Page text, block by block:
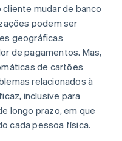
mudar de banco
podem ser
geográficas
de pagamentos. Mas,
de cartões
relacionados à
inclusive para
longo prazo, em que
cada pessoa física.